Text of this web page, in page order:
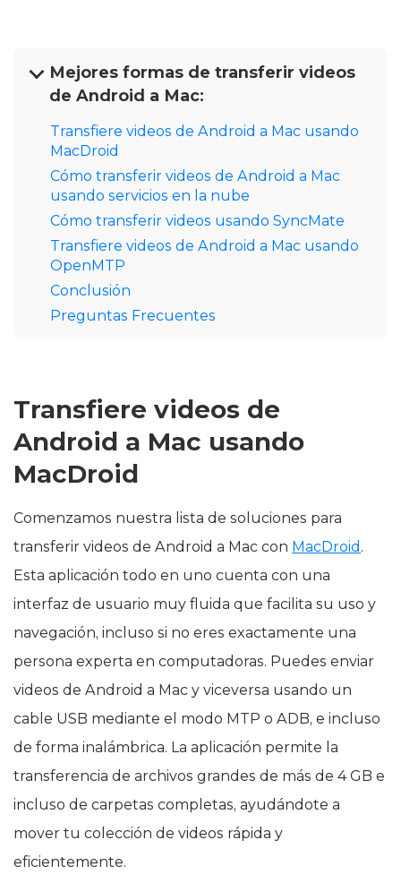
Mejores formas de transferir videos
de Android a Mac:
Transfiere videos de Android a Mac usando
MacDroid
Cómo transferir videos de Android a Mac
usando servicios en la nube
Cómo transferir videos usando SyncMate
Transfiere videos de Android a Mac usando
OpenMTP
Conclusión
Preguntas Frecuentes
Transfiere videos de
Android a Mac usando
MacDroid
Comenzamos nuestra lista de soluciones para
transferir videos de Android a Mac con MacDroid .
Esta aplicación todo en uno cuenta con una
interfaz de usuario muy fluida que facilita su uso y
navegación, incluso si no eres exactamente una
persona experta en computadoras. Puedes enviar
videos de Android a Mac y viceversa usando un
cable USB mediante el modo MTP o ADB, e incluso
de forma inalámbrica. La aplicación permite la
transferencia de archivos grandes de más de 4 GB e
incluso de carpetas completas, ayudándote a
mover tu colección de videos rápida y
eficientemente.